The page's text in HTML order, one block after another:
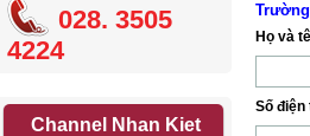
028. 3505
4224
Channel Nhan Kiet
Họ và
Số điện